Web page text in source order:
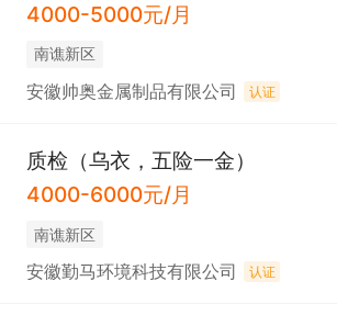
4000-5000元/月
南谯新区
安徽帅奥金属制品有限公司 认证
质检（乌衣，五险一金）
4000-6000元/月
南谯新区
安徽勤马环境科技有限公司 认证